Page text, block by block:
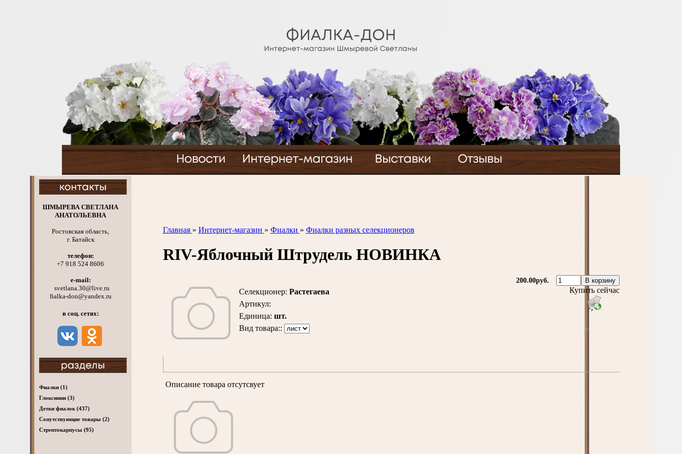
ШМЫРЕВА СВЕТЛАНА
АНАТОЛЬЕВНА
Ростовская область,
г. Батайск
телефон:
+7 918 524 8606
e-mail:
svetlana.30@live.ru
fialka-don@yandex.ru
в соц. сетях:
Фиалки (1)
Глоксинии (3)
Детки фиалок (437)
Cопутствующие товары (2)
Стрептокарпусы (95)
Главная » Интернет-магазин » Фиалки » Фиалки разных селекционеров
RIV-Яблочный Штрудель НОВИНКА
200.00руб.
Селекционер: Растегаева
Артикул:
Единица: шт.
Вид товара::
Купить сейчас
Описание товара отсутсвует